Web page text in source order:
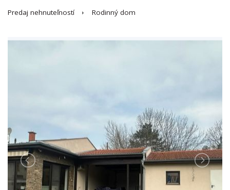
Predaj nehnuteľností Rodinný dom